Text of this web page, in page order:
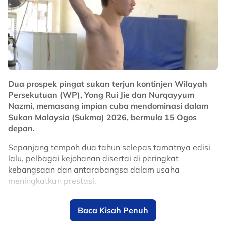
Dua prospek pingat sukan terjun kontinjen Wilayah
Persekutuan (WP), Yong Rui Jie dan Nurqayyum
Nazmi, memasang impian cuba mendominasi dalam
Sukan Malaysia (Sukma) 2026, bermula 15 Ogos
depan.
Sepanjang tempoh dua tahun selepas tamatnya edisi
lalu, pelbagai kejohanan disertai di peringkat
kebangsaan dan antarabangsa dalam usaha
meningkatkan prestasi.
Aspek terbesar yang makin berkembang termasuklah
peningkatan tahap kesukaran dalam rutin terjunan
serta lebih bijak mengawal tekanan pada waktu
Baca Kisah Penuh